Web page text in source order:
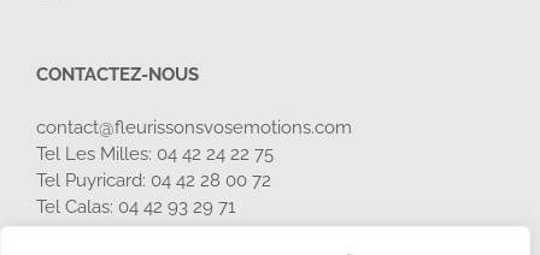
CONTACTEZ-NOUS
contact@fleurissonsvosemotions.com
Tel Les Milles: 04 42 24 22 75
Tel Puyricard: 04 42 28 00 72
Tel Calas: 04 42 93 29 71